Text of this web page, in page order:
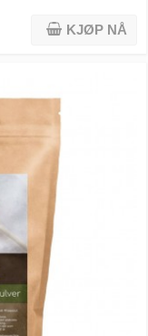
KJØP NÅ